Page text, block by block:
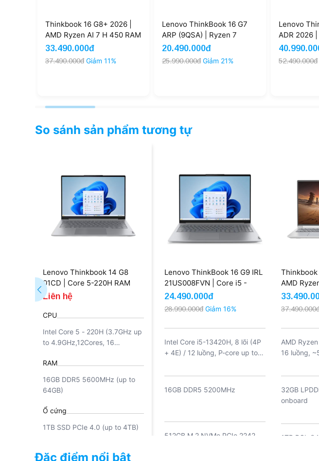
16 G8+ 2026 |
Ryzen AI 7 H 450 RAM
SSD 1TB 16 inch 3.2K
Giảm 11%
Lenovo ThinkBook 16 G7
ARP (9QSA) | Ryzen 7
7735HS 16GB 512GB AMD
Radeon 680M 16'' FHD
20.490.000đ
25.990.000đ Giảm 21%
Lenovo ThinkBook 16P
ADR 2026 | Ryzen 9-
8945HX 16GB 1TB 16''
165Hz RTX 5060 8GB
40.990.000đ
52.490.000đ Giảm 22%
So sánh sản phẩm tương tự
Lenovo Thinkbook 14 G8
01CD | Core 5-220H RAM
16GB SSD 1TB 14'' 2.8K 100%
Liên hệ
CPU
Intel Core 5 - 220H (3.7GHz up
to 4.9GHz,12Cores, 16
RAM
16GB DDR5 5600MHz (up to
64GB)
Ổ cứng
1TB SSD PCIe 4.0 (up to 4TB)
Card VGA
Lenovo ThinkBook 16 G9 IRL
21US008FVN | Core i5 -
13420H 16GB 512GB 16''
WUXGA (New)
24.490.000đ
28.990.000đ Giảm 16%
Intel Core i5-13420H, 8 lõi (4P
+ 4E) / 12 luồng, P-core up to
12MB Intel Smart Cache
16GB DDR5 5200MHz
512GB M.2 NVMe PCIe 2242
Thinkbook
AMD
32GB SSD
165Hz
AMD
16 luồng,
32GB
onboard
1TB PCIe®
Đặc điểm nổi bật